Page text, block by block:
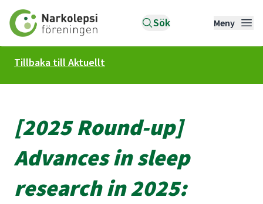
Till startsidan Sök Meny
Tillbaka till Aktuellt
[2025 Round-up]
Advances in sleep
research in 2025: